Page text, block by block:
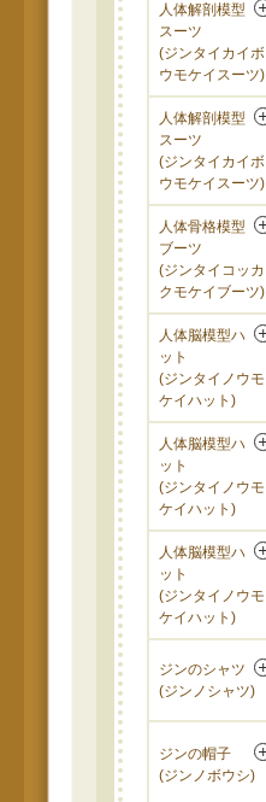
人体解剖模型
スーツ
(ジンタイカイボ
ウモケイスーツ)
人体解剖模型
スーツ
(ジンタイカイボ
ウモケイスーツ)
人体骨格模型
ブーツ
(ジンタイコッカ
クモケイブーツ)
人体脳模型ハ
ット
(ジンタイノウモ
ケイハット)
人体脳模型ハ
ット
(ジンタイノウモ
ケイハット)
人体脳模型ハ
ット
(ジンタイノウモ
ケイハット)
ジンのシャツ
(ジンノシャツ)
ジンの帽子
(ジンノボウシ)